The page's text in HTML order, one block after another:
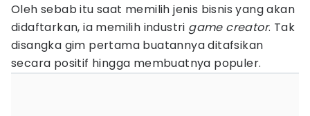
Oleh sebab itu saat memilih jenis bisnis yang akan
didaftarkan, ia memilih industri game creator. Tak
disangka gim pertama buatannya ditafsikan
secara positif hingga membuatnya populer.